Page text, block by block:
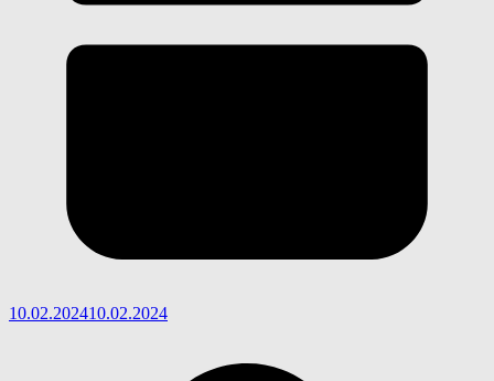
10.02.202410.02.2024